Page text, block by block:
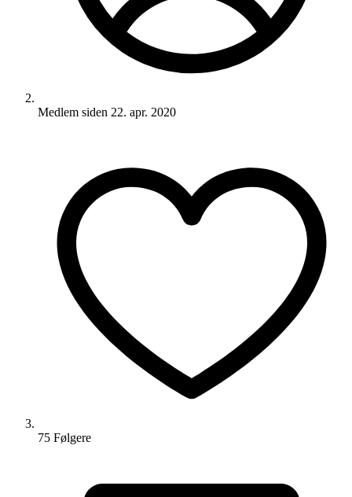
Medlem siden 22. apr. 2020
75 Følgere